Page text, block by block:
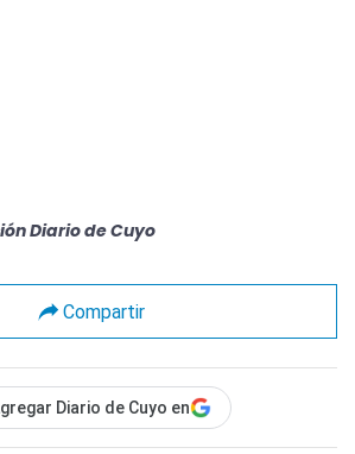
Diario de Cuyo
Compartir
Diario de Cuyo en